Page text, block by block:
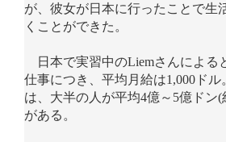
が、彼女が日本に行ったことで生
くことができた。
日本で実習中のLiemさんによる
仕事につき、平均月給は1,000ド
は、大半の人が平均4億～5億ドン(
がある。